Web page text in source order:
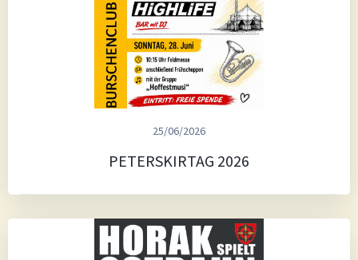
25/06/2026
PETERSKIRTAG 2026